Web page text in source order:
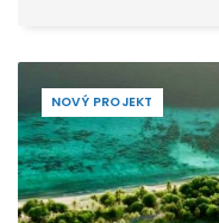
NOVÝ PROJEKT